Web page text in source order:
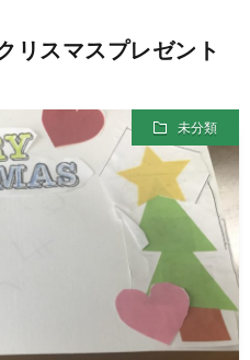
合
わ
せ
イ
バ
シ
ー
ポ
リスマスプレゼント
未分類